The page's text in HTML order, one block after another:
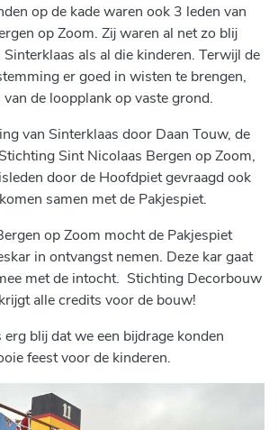
op de kade waren ook 3 leden van
op Zoom. Zij waren al net zo blij
als al die kinderen. Terwijl de
er goed in wisten te brengen,
de loopplank op vaste grond.
van Sinterklaas door Daan Touw, de
Sint Nicolaas Bergen op Zoom,
door de Hoofdpiet gevraagd ook
samen met de Pakjespiet.
op Zoom mocht de Pakjespiet
in ontvangst nemen. Deze kar gaat
met de intocht. Stichting Decorbouw
alle credits voor de bouw!
blij dat we een bijdrage konden
feest voor de kinderen.